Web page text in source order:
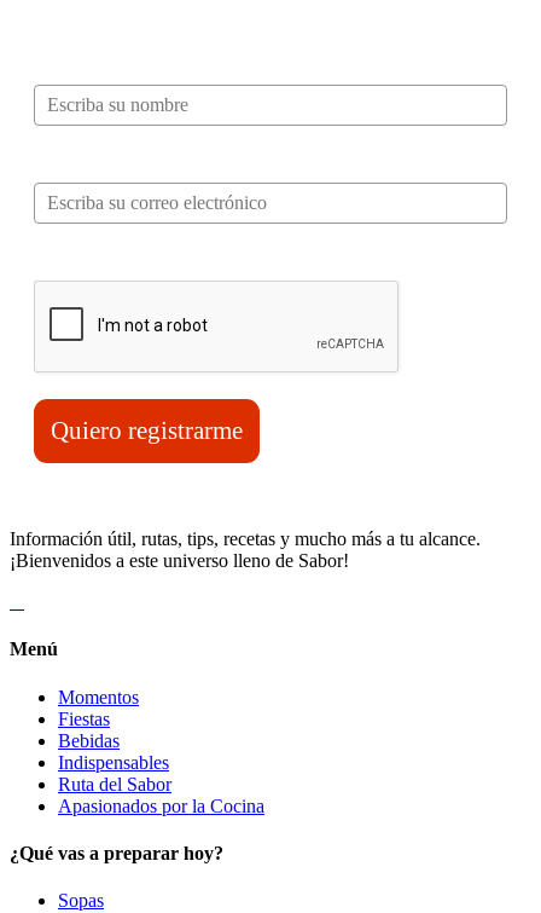
Quiero registrarme
Información útil, rutas, tips, recetas y mucho más a tu alcance.
¡Bienvenidos a este universo lleno de Sabor!
Menú
Momentos
Fiestas
Bebidas
Indispensables
Ruta del Sabor
Apasionados por la Cocina
¿Qué vas a preparar hoy?
Sopas